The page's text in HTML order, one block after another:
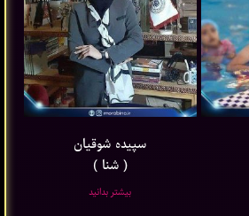
سپیده شوقیان
( شنا )
بیشتر بدانید